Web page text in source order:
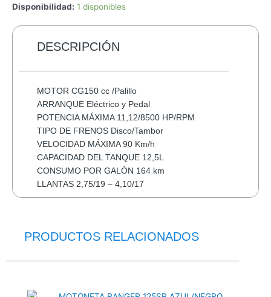
Disponibilidad: 1 disponibles
DESCRIPCIÓN
MOTOR CG150 cc /Palillo
ARRANQUE Eléctrico y Pedal
POTENCIA MÁXIMA 11,12/8500 HP/RPM
TIPO DE FRENOS Disco/Tambor
VELOCIDAD MÁXIMA 90 Km/h
CAPACIDAD DEL TANQUE 12,5L
CONSUMO POR GALÓN 164 km
LLANTAS 2,75/19 – 4,10/17
PRODUCTOS RELACIONADOS
original actual